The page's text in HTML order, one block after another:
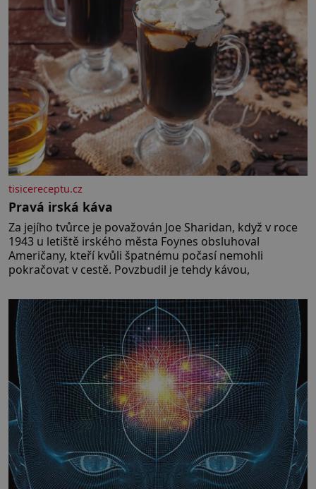
tisicereceptu.cz
Pravá irská káva
Za jejího tvůrce je považován Joe Sharidan, když v roce
1943 u letiště irského města Foynes obsluhoval
Američany, kteří kvůli špatnému počasí nemohli
pokračovat v cestě. Povzbudil je tehdy kávou,